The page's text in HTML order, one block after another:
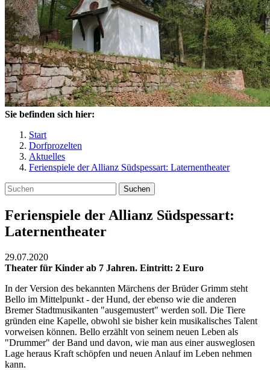
Sie befinden sich hier:
Start
Dorfprozelten
Aktuelles
Ferienspiele der Allianz Südspessart: Laternentheater
Suchen
Ferienspiele der Allianz Südspessart:
Laternentheater
29.07.2020
Theater für Kinder ab 7 Jahren. Eintritt: 2 Euro
In der Version des bekannten Märchens der Brüder Grimm steht
Bello im Mittelpunkt - der Hund, der ebenso wie die anderen
Bremer Stadtmusikanten "ausgemustert" werden soll. Die Tiere
gründen eine Kapelle, obwohl sie bisher kein musikalisches Talent
vorweisen können. Bello erzählt von seinem neuen Leben als
"Drummer" der Band und davon, wie man aus einer ausweglosen
Lage heraus Kraft schöpfen und neuen Anlauf im Leben nehmen
kann.